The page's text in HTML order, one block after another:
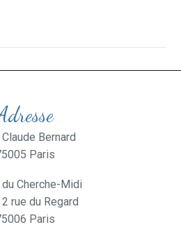
Bernard
Paris
Cherche-Midi
rue du Regard
Paris